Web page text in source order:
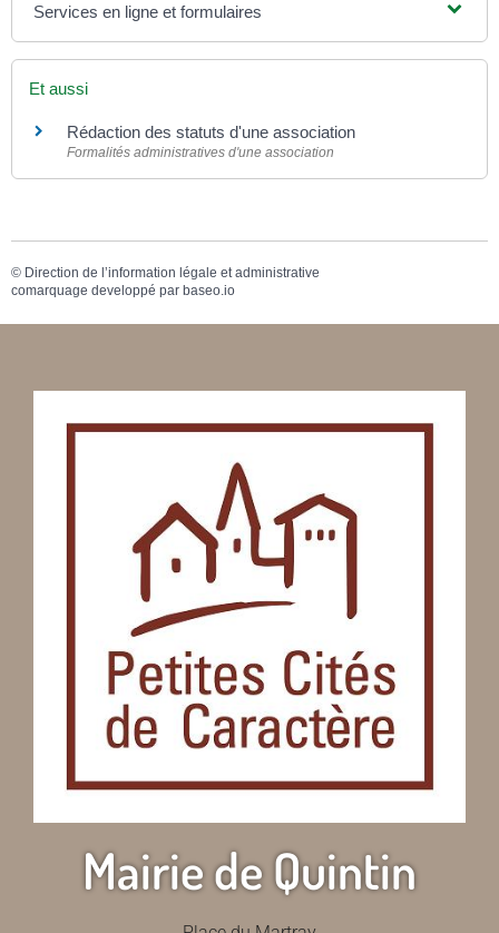
Services en ligne et formulaires
Et aussi
Rédaction des statuts d'une association
Formalités administratives d'une association
© Direction de l’information légale et administrative
comarquage developpé par baseo.io
Mairie de Quintin